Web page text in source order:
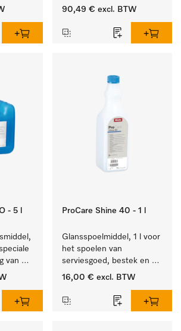
en -
machinale reiniging van
gerei.
90,49 € excl. BTW
- 5 l
van
en -
ProCare Shine 40 - 1 l
Glansspoelmiddel, 1 l voor
het spoelen van
serviesgoed, bestek en
ideaal voor glazen.
16,00 € excl. BTW